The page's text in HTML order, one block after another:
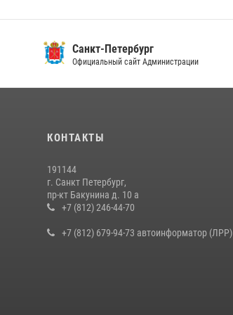
Санкт-Петербург
Официальный сайт Администрации
КОНТАКТЫ
191144
г. Санкт Петербург,
пр-кт Бакунина д. 10 а
+7 (812) 246-44-70
+7 (812) 679-94-73 автоинформатор (ЛРР)